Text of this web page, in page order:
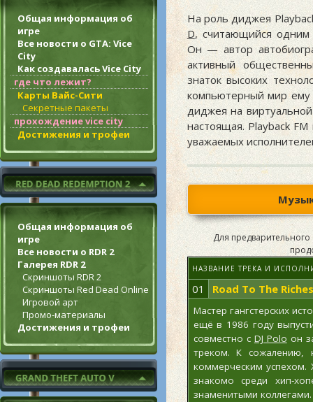
Общая информация об
игре
Все новости о GTA: Vice
City
Как создавалась Vice City
где что лежит?
Карты Вайс-Сити
Секретные пакеты
прохождение vice city
Достижения и трофеи
Общая информация об
игре
Все новости о RDR 2
Галерея RDR 2
Скриншоты RDR 2
Скриншоты Red Dead Online
Игровой арт
Промо-материалы
Достижения и трофеи
На роль диджея
D, считающийся одним
Он — автор
активный
знаток высоких
компьютерный мир ему
диджея на
настоящая. Playback
уважаемых
Для
НАЗВАНИЕ ТРЕКА И
01 Road To The Riches
Мастер гангстерских
ещё в 1986 году
совместно с DJ Polo он
треком. К сожалению,
коммерческим
знакомо среди хип-
знаменитыми коллегами.